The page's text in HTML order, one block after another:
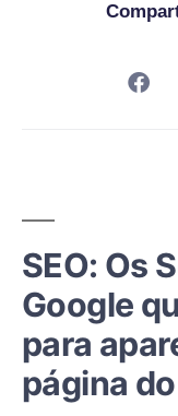
SEO: Os
Google
para
página